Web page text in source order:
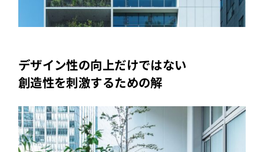
デザイン性の向上だけではない
創造性を刺激するための解